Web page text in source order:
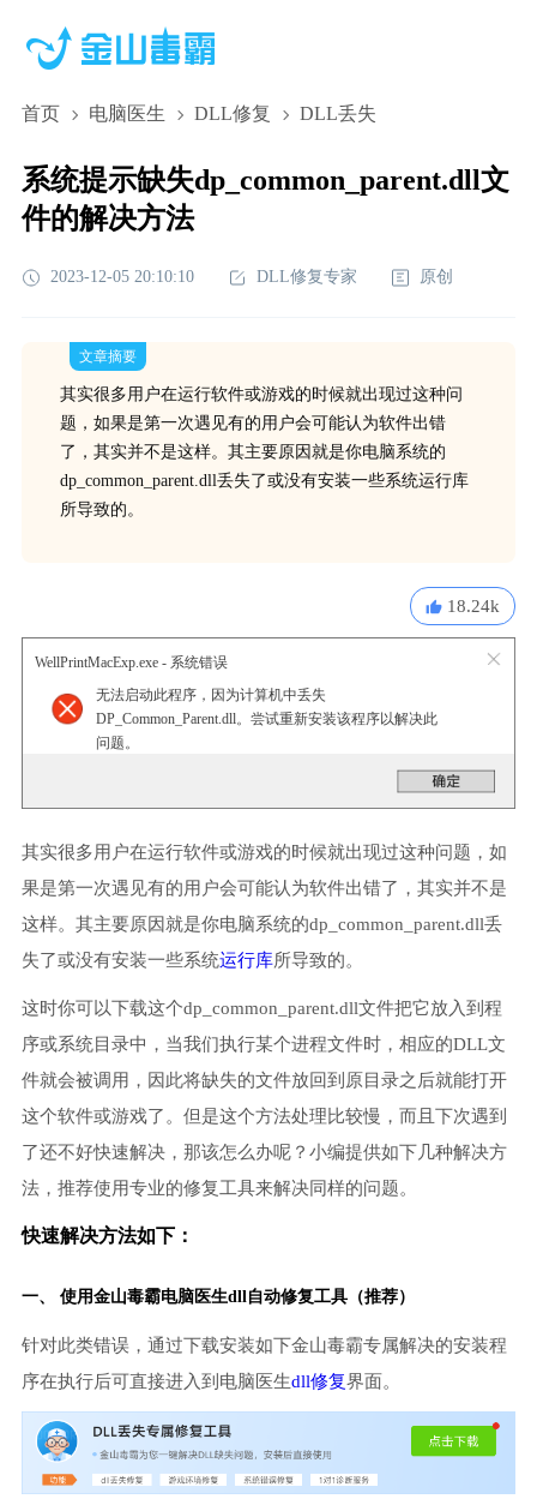
首页 电脑医生 DLL修复 DLL丢失
系统提示缺失dp_common_parent.dll文
件的解决方法
2023-12-05 20:10:10 DLL修复专家 原创
文章摘要
其实很多用户在运行软件或游戏的时候就出现过这种问
题，如果是第一次遇见有的用户会可能认为软件出错
了，其实并不是这样。其主要原因就是你电脑系统的
dp_common_parent.dll丢失了或没有安装一些系统运行库
所导致的。
18.24k
WellPrintMacExp.exe - 系统错误
无法启动此程序，因为计算机中丢失
DP_Common_Parent.dll。尝试重新安装该程序以解决此
问题。
其实很多用户在运行软件或游戏的时候就出现过这种问题，如
果是第一次遇见有的用户会可能认为软件出错了，其实并不是
这样。其主要原因就是你电脑系统的dp_common_parent.dll丢
失了或没有安装一些系统运行库所导致的。
这时你可以下载这个dp_common_parent.dll文件把它放入到程
序或系统目录中，当我们执行某个进程文件时，相应的DLL文
件就会被调用，因此将缺失的文件放回到原目录之后就能打开
这个软件或游戏了。但是这个方法处理比较慢，而且下次遇到
了还不好快速解决，那该怎么办呢？小编提供如下几种解决方
法，推荐使用专业的修复工具来解决同样的问题。
快速解决方法如下：
一、 使用金山毒霸电脑医生dll自动修复工具（推荐）
针对此类错误，通过下载安装如下金山毒霸专属解决的安装程
序在执行后可直接进入到电脑医生dll修复界面。